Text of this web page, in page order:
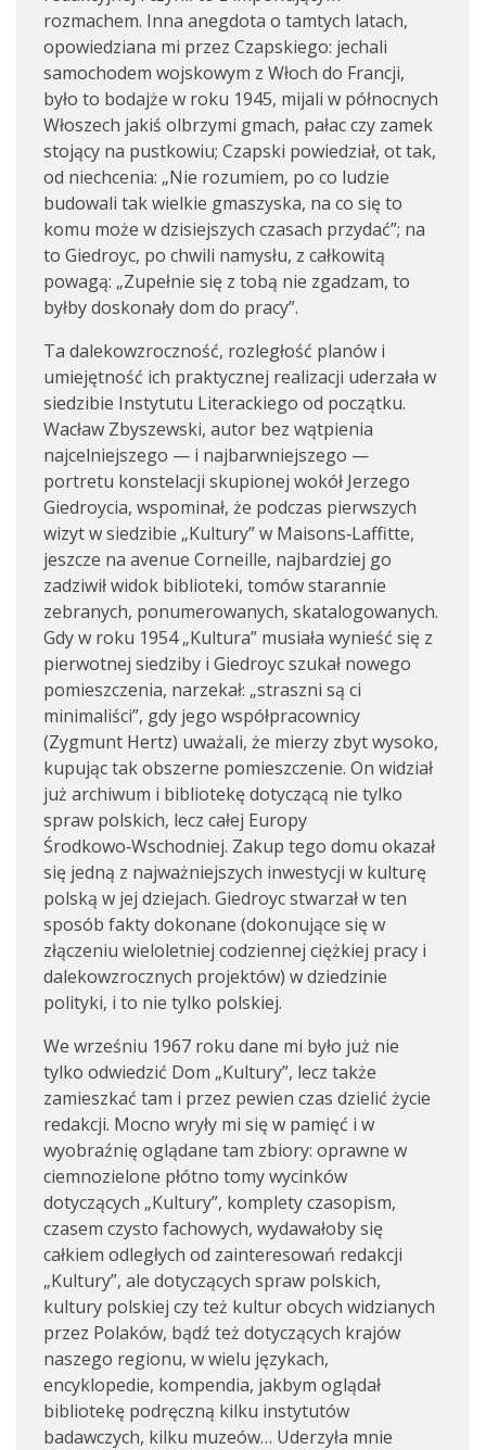
rozmachem. Inna anegdota o tamtych latach,
opowiedziana mi przez Czapskiego: jechali
samochodem wojskowym z Włoch do Francji,
było to bodajże w roku 1945, mijali w północnych
Włoszech jakiś olbrzymi gmach, pałac czy zamek
stojący na pustkowiu; Czapski powiedział, ot tak,
od niechcenia: „Nie rozumiem, po co ludzie
budowali tak wielkie gmaszyska, na co się to
komu może w dzisiejszych czasach przydać”; na
to Giedroyc, po chwili namysłu, z całkowitą
powagą: „Zupełnie się z tobą nie zgadzam, to
byłby doskonały dom do pracy”.
Ta dalekowzroczność, rozległość planów i
umiejętność ich praktycznej realizacji uderzała w
siedzibie Instytutu Literackiego od początku.
Wacław Zbyszewski, autor bez wątpienia
najcelniejszego — i najbarwniejszego —
portretu konstelacji skupionej wokół Jerzego
Giedroycia, wspominał, że podczas pierwszych
wizyt w siedzibie „Kultury” w Maisons‑Laffitte,
jeszcze na avenue Corneille, najbardziej go
zadziwił widok biblioteki, tomów starannie
zebranych, ponumerowanych, skatalogowanych.
Gdy w roku 1954 „Kultura” musiała wynieść się z
pierwotnej siedziby i Giedroyc szukał nowego
pomieszczenia, narzekał: „straszni są ci
minimaliści”, gdy jego współpracownicy
(Zygmunt Hertz) uważali, że mierzy zbyt wysoko,
kupując tak obszerne pomieszczenie. On widział
już archiwum i bibliotekę dotyczącą nie tylko
spraw polskich, lecz całej Europy
Środkowo‑Wschodniej. Zakup tego domu okazał
się jedną z najważniejszych inwestycji w kulturę
polską w jej dziejach. Giedroyc stwarzał w ten
sposób fakty dokonane (dokonujące się w
złączeniu wieloletniej codziennej ciężkiej pracy i
dalekowzrocznych projektów) w dziedzinie
polityki, i to nie tylko polskiej.
We wrześniu 1967 roku dane mi było już nie
tylko odwiedzić Dom „Kultury”, lecz także
zamieszkać tam i przez pewien czas dzielić życie
redakcji. Mocno wryły mi się w pamięć i w
wyobraźnię oglądane tam zbiory: oprawne w
ciemnozielone płótno tomy wycinków
dotyczących „Kultury”, komplety czasopism,
czasem czysto fachowych, wydawałoby się
całkiem odległych od zainteresowań redakcji
„Kultury”, ale dotyczących spraw polskich,
kultury polskiej czy też kultur obcych widzianych
przez Polaków, bądź też dotyczących krajów
naszego regionu, w wielu językach,
encyklopedie, kompendia, jakbym oglądał
bibliotekę podręczną kilku instytutów
badawczych, kilku muzeów… Uderzyła mnie